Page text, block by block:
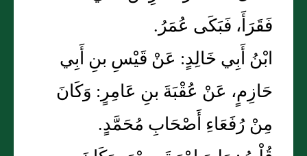
فَقَرَأَ، فَبَكَى عُمَرُ.
ابْنُ أَبِي خَالِدٍ: عَنْ قَيْسِ بنِ أَبِي
حَازِمٍ، عَنْ عُقْبَةَ بنِ عَامِرٍ: وَكَانَ
مِنْ رُفَعَاءِ أَصْحَابِ مُحَمَّدٍ.